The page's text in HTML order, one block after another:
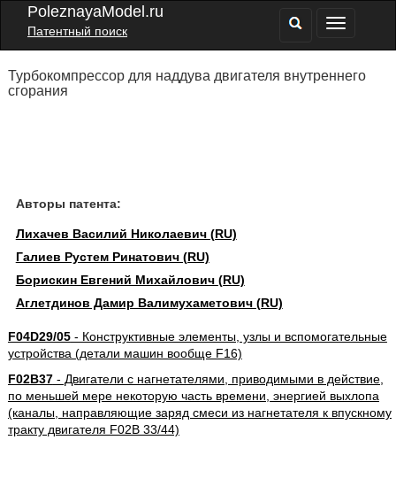
PoleznayaModel.ru
Патентный поиск
Турбокомпрессор для наддува двигателя внутреннего
сгорания
Авторы патента:
Лихачев Василий Николаевич (RU)
Галиев Рустем Ринатович (RU)
Борискин Евгений Михайлович (RU)
Аглетдинов Дамир Валимухаметович (RU)
F04D29/05- Конструктивные элементы, узлы и вспомогательные
устройства (детали машин вообще F16)
F02B37- Двигатели с нагнетателями, приводимыми в действие,
по меньшей мере некоторую часть времени, энергией выхлопа
(каналы, направляющие заряд смеси из нагнетателя к впускному
тракту двигателя F02B 33/44)